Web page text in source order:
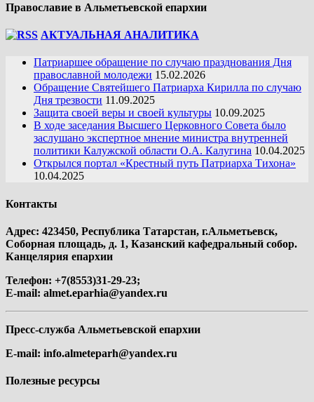
Православие в Альметьевской епархии
АКТУАЛЬНАЯ АНАЛИТИКА
Патриаршее обращение по случаю празднования Дня
православной молодежи 15.02.2026
Обращение Святейшего Патриарха Кирилла по случаю
Дня трезвости 11.09.2025
Защита своей веры и своей культуры 10.09.2025
В ходе заседания Высшего Церковного Совета было
заслушано экспертное мнение министра внутренней
политики Калужской области О.А. Калугина 10.04.2025
Открылся портал «Крестный путь Патриарха Тихона»
10.04.2025
Контакты
Адрес: 423450, Республика Татарстан, г.Альметьевск,
Соборная площадь, д. 1, Казанский кафедральный собор.
Канцелярия епархии
Телефон: +7(8553)31-29-23;
E-mail: almet.eparhia@yandex.ru
Пресс-служба Альметьевской епархии
E-mail: info.almeteparh@yandex.ru
Полезные ресурсы